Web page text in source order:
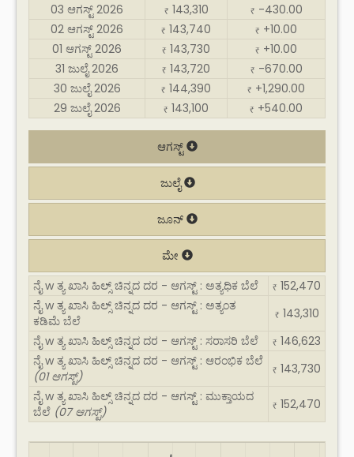
03 ಆಗಸ್ಟ್ 2026
₹ 143,310 ₹ -430.00
02 ಆಗಸ್ಟ್ 2026
₹ 143,740 ₹ +10.00
01 ಆಗಸ್ಟ್ 2026
₹ 143,730 ₹ +10.00
31 ಜುಲೈ 2026
₹ 143,720 ₹ -670.00
30 ಜುಲೈ 2026
₹ 144,390 ₹ +1,290.00
29 ಜುಲೈ 2026
₹ 143,100 ₹ +540.00
ಆಗಸ್ಟ್
ಜುಲೈ
ಜೂನ್
ಮೇ
ನೈ w ತ್ಯ ಖಾಸಿ ಹಿಲ್ಸ್ ಚಿನ್ನದ ದರ - ಆಗಸ್ಟ್ : ಅತ್ಯಧಿಕ ಬೆಲೆ
₹ 152,470
ನೈ w ತ್ಯ ಖಾಸಿ ಹಿಲ್ಸ್ ಚಿನ್ನದ ದರ - ಆಗಸ್ಟ್ : ಅತ್ಯಂತ
ಕಡಿಮೆ ಬೆಲೆ
₹ 143,310
ನೈ w ತ್ಯ ಖಾಸಿ ಹಿಲ್ಸ್ ಚಿನ್ನದ ದರ - ಆಗಸ್ಟ್ : ಸರಾಸರಿ ಬೆಲೆ
₹ 146,623
ನೈ w ತ್ಯ ಖಾಸಿ ಹಿಲ್ಸ್ ಚಿನ್ನದ ದರ - ಆಗಸ್ಟ್ : ಆರಂಭಿಕ ಬೆಲೆ
(01 ಆಗಸ್ಟ್)
₹ 143,730
ನೈ w ತ್ಯ ಖಾಸಿ ಹಿಲ್ಸ್ ಚಿನ್ನದ ದರ - ಆಗಸ್ಟ್ : ಮುಕ್ತಾಯದ
ಬೆಲೆ (07 ಆಗಸ್ಟ್) ₹ 152,470